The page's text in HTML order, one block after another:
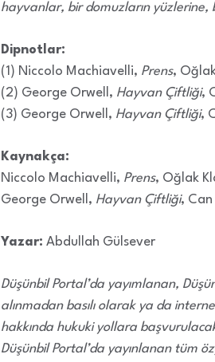
hayvanlar, bir domuzların yüzlerine,
Dipnotlar:
(1) Niccolo Machiavelli, Prens,
(2) George Orwell, Hayvan Çiftliği,
(3) George Orwell, Hayvan Çiftliği,
Kaynakça:
Niccolo Machiavelli, Prens, Oğlak
George Orwell, Hayvan Çiftliği, Can
Yazar: Abdullah Gülsever
Düşünbil Portal’da yayımlanan,
alınmadan basılı olarak ya da
hakkında hukuki yollara
Düşünbil Portal’da yayınlanan tüm